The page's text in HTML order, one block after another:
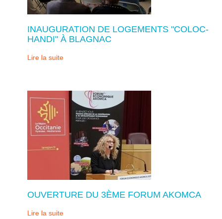
INAUGURATION DE LOGEMENTS "COLOC-
HANDI" À BLAGNAC
Lire la suite
OUVERTURE DU 3ÈME FORUM AKOMCA
Lire la suite